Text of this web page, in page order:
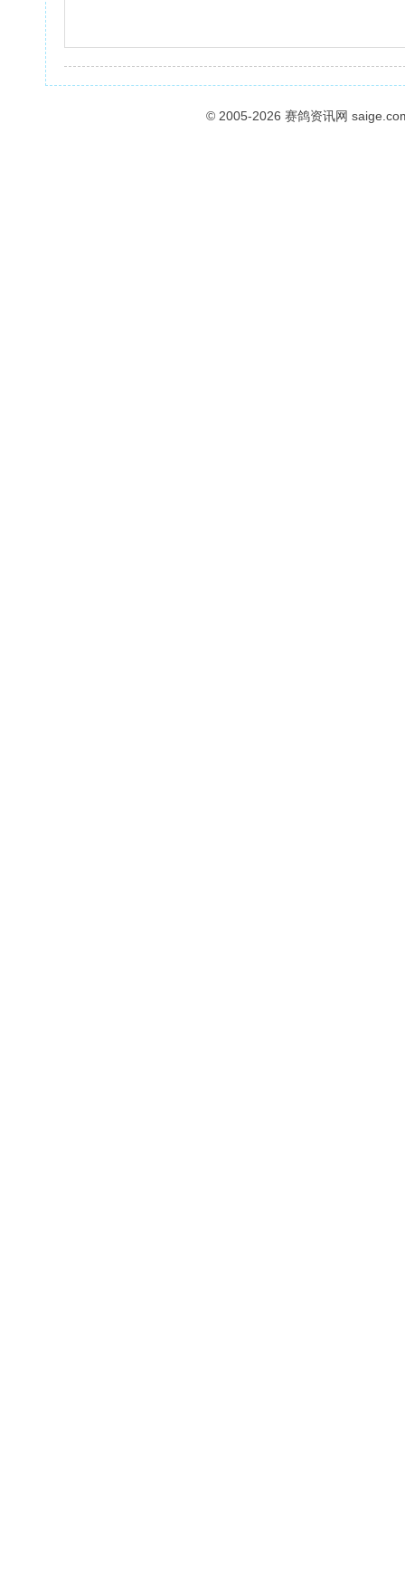
© 2005-2026 赛鸽资讯网